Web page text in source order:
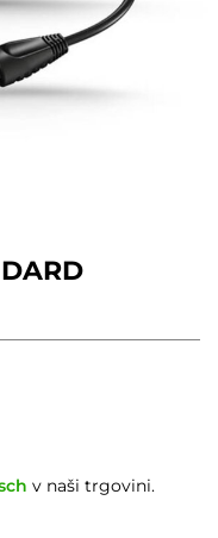
v naši trgovini.